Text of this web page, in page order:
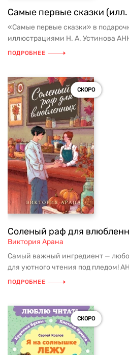
Самые первые сказки
«Самые первые сказки» в
иллюстрациями Н. А. Устинова
ПОДРОБНЕЕ
СКОРО
Соленый раф для
Виктория Арана
Самый важный ингредиент —
для уютного чтения под пледом!
ПОДРОБНЕЕ
СКОРО